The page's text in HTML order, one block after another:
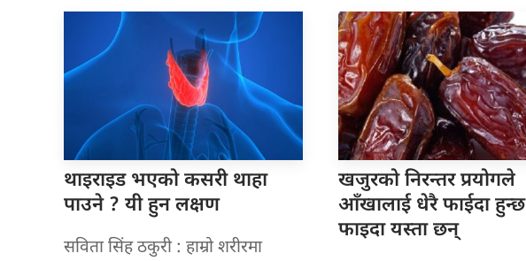
थाइराइड भएकोकसरी थाहा
पाउने ? यी हुन लक्षण
सविता सिंह ठकुरी : हाम्रो शरीरमा
खजुरको निरन्तरप्रयोगले
आँखालाई धेरै फाईदा
फाइदा यस्ता छन्